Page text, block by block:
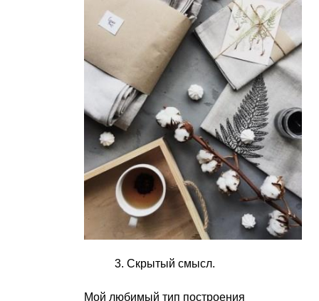
Скрытый смысл.
Мой любимый тип построения